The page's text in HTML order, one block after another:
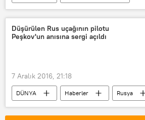
Programlar
Türkiye
GÖRÜŞ
Haberler
RADYO
TÜRKİYE
Suriye
Düşürülen Rus uçağının pilotu
Peşkov'un anısına sergi açıldı
7 Aralık 2016, 21:18
DÜNYA Haberler
Rusya
Lipetsk
Oleg Peşkov